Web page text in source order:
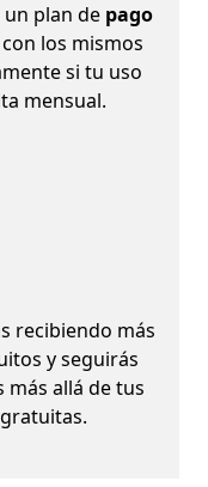
plan de pago
los mismos
si tu uso
mensual.
recibiendo más
y seguirás
más allá de tus